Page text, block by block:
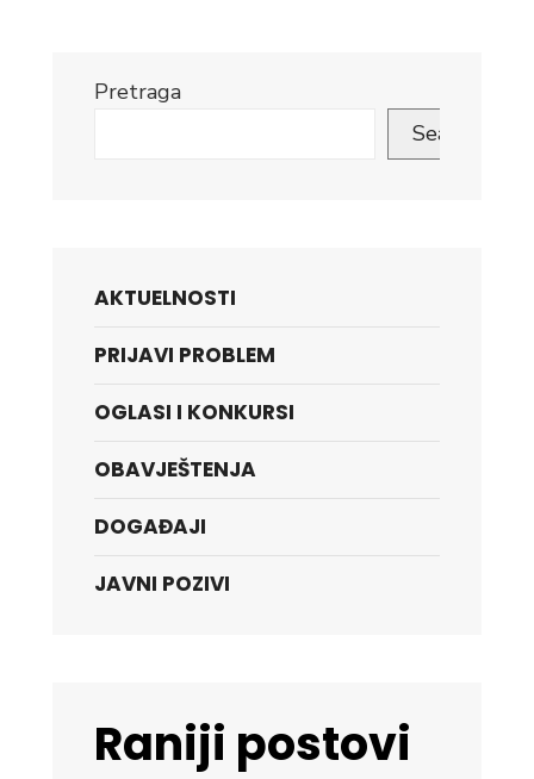
Pretraga
Search
AKTUELNOSTI
PRIJAVI PROBLEM
OGLASI I KONKURSI
OBAVJEŠTENJA
DOGAĐAJI
JAVNI POZIVI
Raniji postovi